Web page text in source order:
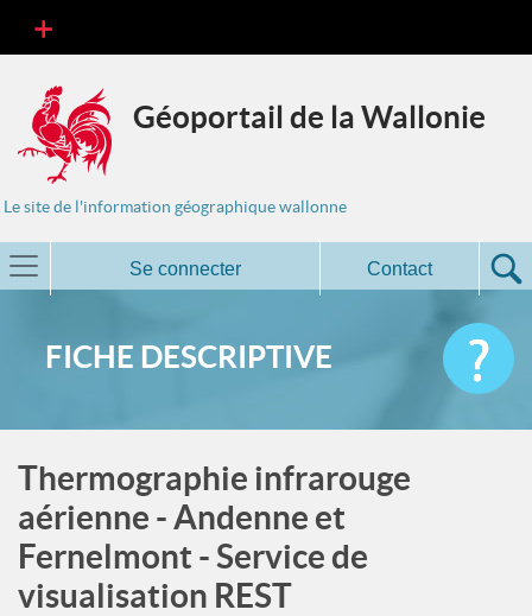
Géoportail de la Wallonie
Le site de l'information géographique wallonne
Se connecter Contact
FICHE DESCRIPTIVE
Thermographie infrarouge
aérienne - Andenne et
Fernelmont - Service de
visualisation REST